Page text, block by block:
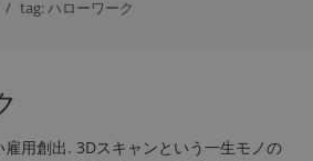
tag: ハローワーク
用創出. 3Dスキャンという一生モノの